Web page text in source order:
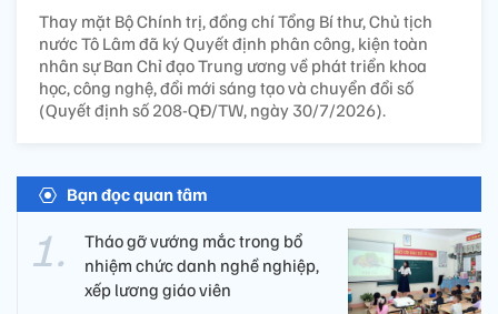
Thay mặt Bộ Chính trị, đồng chí Tổng Bí thư, Chủ tịch
nước Tô Lâm đã ký Quyết định phân công, kiện toàn
nhân sự Ban Chỉ đạo Trung ương về phát triển khoa
học, công nghệ, đổi mới sáng tạo và chuyển đổi số
(Quyết định số 208-QĐ/TW, ngày 30/7/2026).
Bạn đọc quan tâm
Tháo gỡ vướng mắc trong bổ
nhiệm chức danh nghề nghiệp,
xếp lương giáo viên